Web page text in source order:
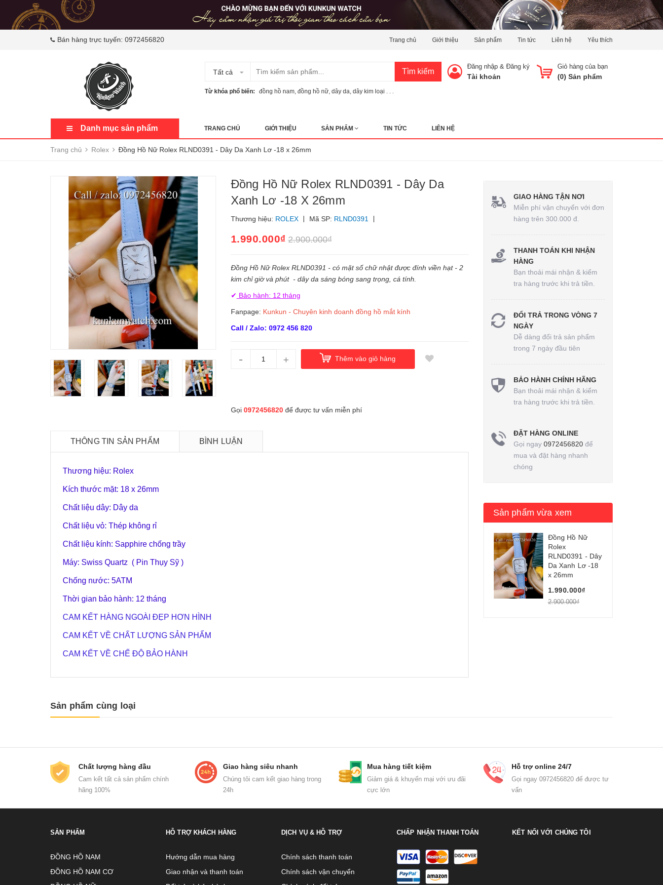
Bán hàng trực tuyến: 0972456820 Trang chủ Giới thiệu Sản phẩm Tin tức Liên hệ Yêu thích
Tất cả Tìm kiếm
Từ khóa phổ biến: đồng hồ nam đồng hồ nữ dây da dây kim loại . . .
Giỏ hàng của bạn
(0) Sản phẩm
Đăng nhập & Đăng ký
Tài khoản
Danh mục sản phẩm TRANG CHỦ GIỚI THIỆU SẢN PHẨM TIN TỨC LIÊN HỆ
Trang chủ Rolex Đồng Hồ Nữ Rolex RLND0391 - Dây Da Xanh Lơ -18 x 26mm
Đồng Hồ Nữ Rolex RLND0391 - Dây Da
Xanh Lơ -18 X 26mm
Thương hiệu: ROLEX | Mã SP: RLND0391 |
1.990.000₫ 2.900.000₫
Đồng Hồ Nữ Rolex RLND0391 - có mặt số chữ nhật được đính viền hạt - 2
kim chỉ giờ và phút - dây da sáng bóng sang trọng, cá tính.
✔ Bảo hành: 12 tháng
Fanpage: Kunkun - Chuyên kinh doanh đồng hồ mắt kính
Call / Zalo: 0972 456 820
- + Thêm vào giỏ hàng
Gọi 0972456820để được tư vấn miễn phí
THÔNG TIN SẢN PHẨM BÌNH LUẬN
Thương hiệu: Rolex
Kích thước mặt: 18 x 26mm
Chất liệu dây: Dây da
Chất liệu vỏ: Thép không rỉ
Chất liệu kính: Sapphire chống trầy
Máy: Swiss Quartz ( Pin Thụy Sỹ )
Chống nước: 5ATM
Thời gian bảo hành: 12 tháng
CAM KẾT HÀNG NGOÀI ĐẸP HƠN HÌNH
CAM KẾT VỀ CHẤT LƯỢNG SẢN PHẨM
CAM KẾT VỀ CHẾ ĐỘ BẢO HÀNH
GIAO HÀNG TẬN NƠI
Miễn phí vận chuyển với đơn
hàng trên 300.000 đ.
THANH TOÁN KHI NHẬN
HÀNG
Bạn thoải mái nhận & kiểm
tra hàng trước khi trả tiền.
ĐỔI TRẢ TRONG VÒNG 7
NGÀY
Dễ dàng đổi trả sản phẩm
trong 7 ngày đầu tiên
BẢO HÀNH CHÍNH HÃNG
Bạn thoải mái nhận & kiểm
tra hàng trước khi trả tiền.
ĐẶT HÀNG ONLINE
Gọi ngay 0972456820để
mua và đặt hàng nhanh
chóng
Sản phẩm vừa xem
Đồng Hồ Nữ
Rolex
RLND0391 - Dây
Da Xanh Lơ -18
x 26mm
1.990.000₫
2.900.000₫
Sản phẩm cùng loại
Chất lượng hàng đầu
Cam kết tất cả sản phẩm chính
hãng 100%
Giao hàng siêu nhanh
Chúng tôi cam kết giao hàng trong
24h
Mua hàng tiết kiệm
Giảm giá & khuyến mại với ưu đãi
cực lớn
Hỗ trợ online 24/7
Gọi ngay 0972456820 để được tư
vấn
SẢN PHẨM
ĐỒNG HỒ NAM
ĐỒNG HỒ NAM CƠ
HỖ TRỢ KHÁCH HÀNG
Hướng dẫn mua hàng
Giao nhận và thanh toán
DỊCH VỤ & HỖ TRỢ
Chính sách thanh toán
Chính sách vận chuyển
CHẤP NHẬN THANH TOÁN KẾT NỐI VỚI CHÚNG TÔI